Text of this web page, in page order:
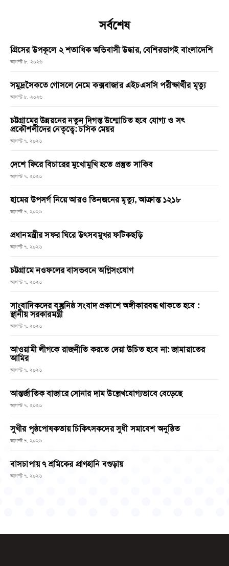
সর্বশেষ
গ্রিসের উপকূলে ২ শতাধিক অভিবাসী উদ্ধার, বেশিরভাগই বাংলাদেশি
আগস্ট ৮, ২০২৬
সমুদ্রসৈকতে গোসলে নেমে কক্সবাজার এইচএসসি পরীক্ষার্থীর মৃত্যু
আগস্ট ৮, ২০২৬
চট্টগ্রামের উন্নয়নের নতুন দিগন্ত উন্মোচিত হবে যোগ্য ও সৎ
প্রকৌশলীদের নেতৃত্বে: চসিক মেয়র
আগস্ট ৭, ২০২৬
দেশে ফিরে বিচারের মুখোমুখি হতে প্রস্তুত সাকিব
আগস্ট ৭, ২০২৬
হামের উপসর্গ নিয়ে আরও তিনজনের মৃত্যু, আক্রান্ত ১২১৮
আগস্ট ৭, ২০২৬
প্রধানমন্ত্রীর সফর ঘিরে উৎসবমুখর ফটিকছড়ি
আগস্ট ৭, ২০২৬
চট্টগ্রামে নওফলের বাসভবনে অগ্নিসংযোগ
আগস্ট ৭, ২০২৬
সাংবাদিকদের বস্তুনিষ্ঠ সংবাদ প্রকাশে অঙ্গীকারবদ্ধ থাকতে হবে :
স্থানীয় সরকারমন্ত্রী
আগস্ট ৭, ২০২৬
আওয়ামী লীগকে রাজনীতি করতে দেয়া উচিত হবে না: জামায়াতের
আমির
আগস্ট ৭, ২০২৬
আন্তর্জাতিক বাজারে সোনার দাম উল্লেখযোগ্যভাবে বেড়েছে
আগস্ট ৭, ২০২৬
সুখীর পৃষ্ঠপোষকতায় চিকিৎসকদের সুধী সমাবেশ অনুষ্ঠিত
আগস্ট ৭, ২০২৬
বাসচাপায় ৭ শ্রমিকের প্রাণহানি বগুড়ায়
আগস্ট ৭, ২০২৬